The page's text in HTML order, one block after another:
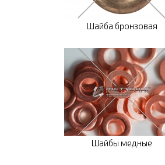
Шайба бронзовая
Шайбы медные